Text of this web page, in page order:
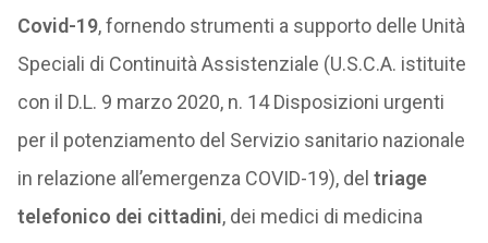
Covid-19, fornendo strumenti a supporto delle Unità
Speciali di Continuità Assistenziale (U.S.C.A. istituite
con il D.L. 9 marzo 2020, n. 14 Disposizioni urgenti
per il potenziamento del Servizio sanitario nazionale
in relazione all’emergenza COVID-19), del triage
telefonico dei cittadini, dei medici di medicina